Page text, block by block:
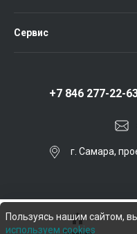
Сервис
+7 846 277-22-
г. Самара,
Пользуясь нашим сайтом,
используем cookies